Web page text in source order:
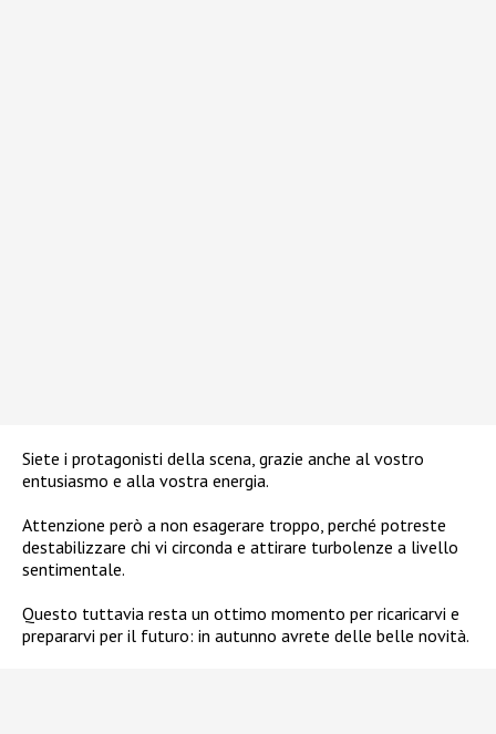
Siete i protagonisti della scena, grazie anche al vostro
entusiasmo e alla vostra energia.
Attenzione però a non esagerare troppo, perché potreste
destabilizzare chi vi circonda e attirare turbolenze a livello
sentimentale.
Questo tuttavia resta un ottimo momento per ricaricarvi e
prepararvi per il futuro: in autunno avrete delle belle novità.